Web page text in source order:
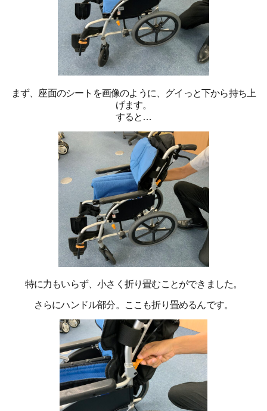
まず、座面のシートを画像のように、グイっと下から持ち上
げます。
すると…
特に力もいらず、小さく折り畳むことができました。
さらにハンドル部分。ここも折り畳めるんです。